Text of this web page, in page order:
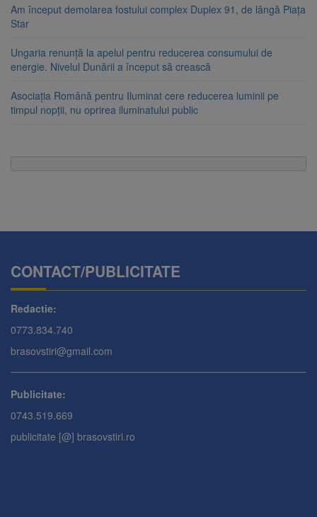
Am început demolarea fostului complex Duplex 91, de lângă Piața
Star
Ungaria renunță la apelul pentru reducerea consumului de
energie. Nivelul Dunării a început să crească
Asociația Română pentru Iluminat cere reducerea luminii pe
timpul nopții, nu oprirea iluminatului public
CONTACT/PUBLICITATE
Redactie:
0773.834.740
brasovstiri@gmail.com
Publicitate:
0743.519.669
publicitate [@] brasovstiri.ro